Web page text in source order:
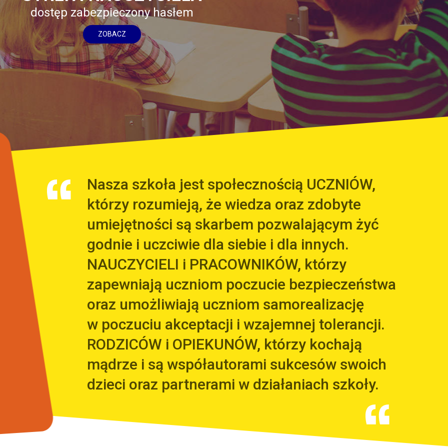
dostęp zabezpieczony hasłem
ZOBACZ
Nasza szkoła jest społecznością UCZNIÓW,
którzy rozumieją, że wiedza oraz zdobyte
umiejętności są skarbem pozwalającym żyć
godnie i uczciwie dla siebie i dla innych.
NAUCZYCIELI i PRACOWNIKÓW, którzy
zapewniają uczniom poczucie bezpieczeństwa
oraz umożliwiają uczniom samorealizację
w poczuciu akceptacji i wzajemnej tolerancji.
RODZICÓW i OPIEKUNÓW, którzy kochają
mądrze i są współautorami sukcesów swoich
dzieci oraz partnerami w działaniach szkoły.